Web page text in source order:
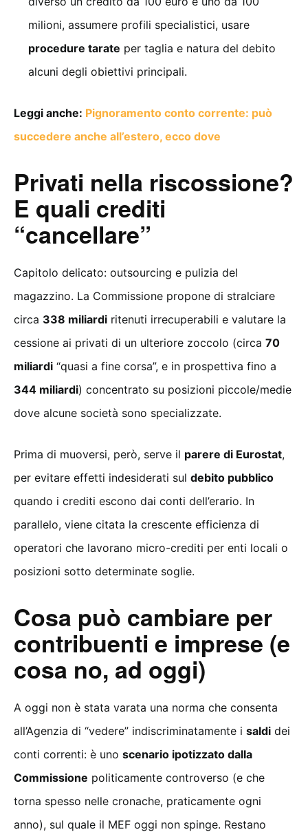
milioni, assumere profili specialistici, usare
procedure tarate per taglia e natura del debito
alcuni degli obiettivi principali.
Leggi anche: Pignoramento conto corrente: può
succedere anche all’estero, ecco dove
Privati nella riscossione?
E quali crediti
“cancellare”
Capitolo delicato: outsourcing e pulizia del
magazzino. La Commissione propone di stralciare
circa 338 miliardi ritenuti irrecuperabili e valutare la
cessione ai privati di un ulteriore zoccolo (circa 70
miliardi “quasi a fine corsa”, e in prospettiva fino a
344 miliardi) concentrato su posizioni piccole/medie
dove alcune società sono specializzate.
Prima di muoversi, però, serve il parere di Eurostat,
per evitare effetti indesiderati sul debito pubblico
quando i crediti escono dai conti dell’erario. In
parallelo, viene citata la crescente efficienza di
operatori che lavorano micro-crediti per enti locali o
posizioni sotto determinate soglie.
Cosa può cambiare per
contribuenti e imprese (e
cosa no, ad oggi)
A oggi non è stata varata una norma che consenta
all’Agenzia di “vedere” indiscriminatamente i saldi dei
conti correnti: è uno scenario ipotizzato dalla
Commissione politicamente controverso (e che
torna spesso nelle cronache, praticamente ogni
anno), sul quale il MEF oggi non spinge. Restano